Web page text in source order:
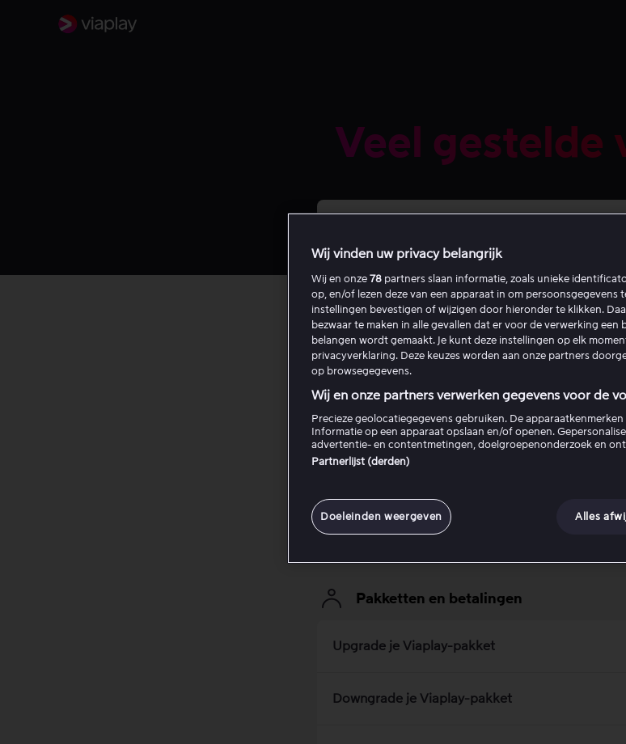
Veel gestelde
Aanbevolen
Zo koppel je je F1 TV Pro-account opnieuw
F1® TV Pro & Viaplay
In- en uitloggen bij Viaplay
Pakketten en betalingen
Upgrade je Viaplay-pakket
Downgrade je Viaplay-pakket
Wij vinden uw privacy belangrijk
Wij en onze 78 partners slaan informatie, zoals unieke
op, en/of lezen deze van een apparaat in om persoonsgegevens
instellingen bevestigen of wijzigen door hieronder te klikken.
bezwaar te maken in alle gevallen dat er voor de verwerking een
belangen wordt gemaakt. Je kunt deze instellingen op elk
privacyverklaring. Deze keuzes worden aan onze partners
op browsegegevens.
Wij en onze partners verwerken gegevens voor de
Precieze geolocatiegegevens gebruiken. De
Informatie op een apparaat opslaan en/of openen.
advertentie- en contentmetingen, doelgroepenonderzoek en
Partnerlijst (derden)
Doeleinden weergeven Alles